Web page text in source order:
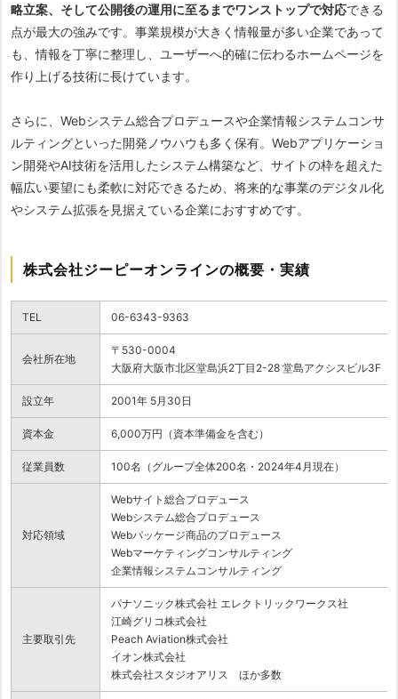
略立案、そして公開後の運用に至るまでワンストップで対応できる
点が最大の強みです。事業規模が大きく情報量が多い企業であって
も、情報を丁寧に整理し、ユーザーへ的確に伝わるホームページを
作り上げる技術に長けています。
さらに、Webシステム総合プロデュースや企業情報システムコンサ
ルティングといった開発ノウハウも多く保有。Webアプリケーショ
ン開発やAI技術を活用したシステム構築など、サイトの枠を超えた
幅広い要望にも柔軟に対応できるため、将来的な事業のデジタル化
やシステム拡張を見据えている企業におすすめです。
株式会社ジーピーオンラインの概要・実績
TEL 06-6343-9363
会社所在地
〒530-0004
大阪府大阪市北区堂島浜2丁目2-28 堂島アクシスビル3F
設立年 2001年 5月30日
資本金 6,000万円（資本準備金を含む）
従業員数 100名（グループ全体200名・2024年4月現在）
対応領域
Webサイト総合プロデュース
Webシステム総合プロデュース
Webパッケージ商品のプロデュース
Webマーケティングコンサルティング
企業情報システムコンサルティング
主要取引先
パナソニック株式会社 エレクトリックワークス社
江崎グリコ株式会社
Peach Aviation株式会社
イオン株式会社
株式会社スタジオアリス ほか多数